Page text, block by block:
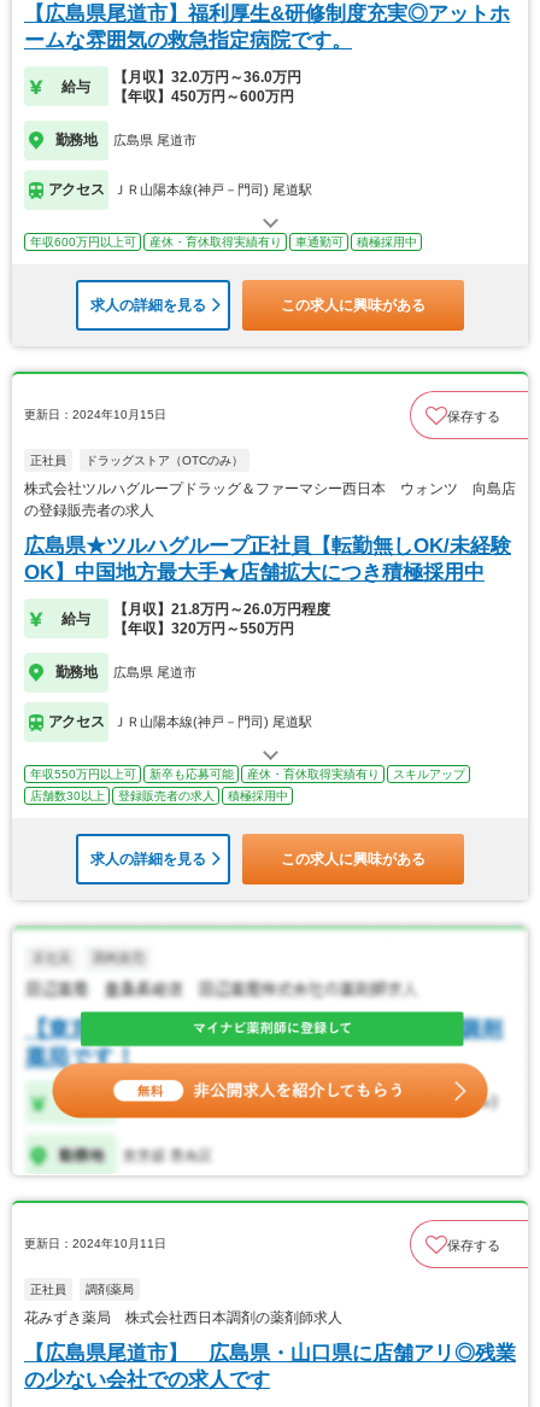
【広島県尾道市】福利厚生&研修制度充実◎アットホ
ームな雰囲気の救急指定病院です。
給与
【月収】32.0万円～36.0万円
【年収】450万円～600万円
勤務地 広島県 尾道市
アクセス ＪＲ山陽本線(神戸－門司) 尾道駅
年収600万円以上可 産休・育休取得実績有り 車通勤可 積極採用中
求人の詳細を見る この求人に興味がある
更新日：2024年10月15日 保存する
正社員 ドラッグストア（OTCのみ）
株式会社ツルハグループドラッグ＆ファーマシー西日本 ウォンツ 向島店
の登録販売者の求人
広島県★ツルハグループ正社員【転勤無しOK/未経験
OK】中国地方最大手★店舗拡大につき積極採用中
給与
【月収】21.8万円～26.0万円程度
【年収】320万円～550万円
勤務地 広島県 尾道市
アクセス ＪＲ山陽本線(神戸－門司) 尾道駅
年収550万円以上可 新卒も応募可能 産休・育休取得実績有り
スキルアップ
店舗数30以上
登録販売者の求人 積極採用中
求人の詳細を見る この求人に興味がある
更新日：2024年10月11日 保存する
正社員 調剤薬局
花みずき薬局 株式会社西日本調剤の薬剤師求人
【広島県尾道市】 広島県・山口県に店舗アリ◎残業
の少ない会社での求人です